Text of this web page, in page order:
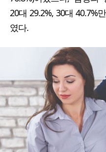
20대 29.2%, 30대 40.7%
였다.